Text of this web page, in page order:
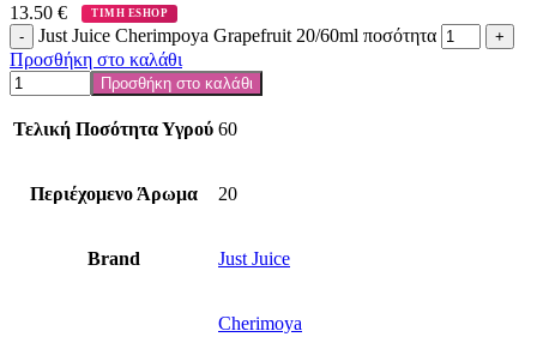
13.50 € ΤΙΜΗ ESHOP
Just Juice Cherimpoya Grapefruit 20/60ml ποσότητα
Προσθήκη στο καλάθι
Προσθήκη στο καλάθι
Τελική Ποσότητα Υγρού 60
Περιέχομενο Άρωμα 20
Brand Just Juice
Cherimoya